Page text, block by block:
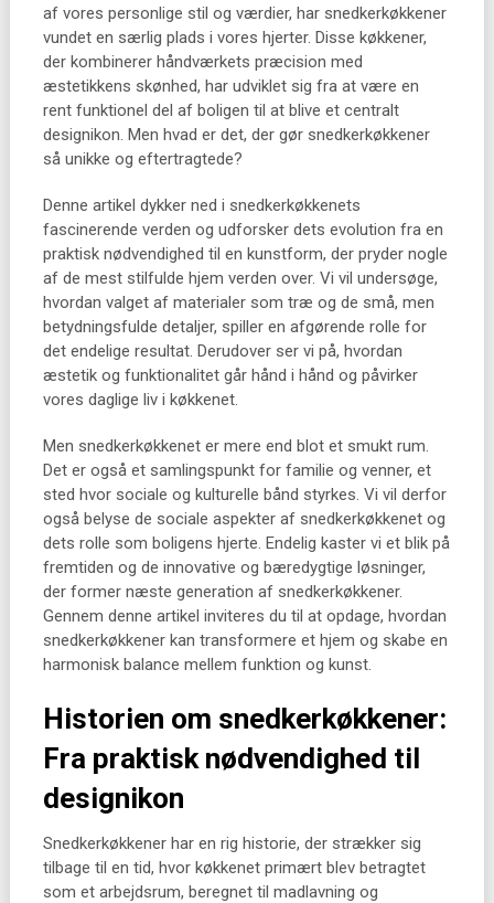
af vores personlige stil og værdier, har snedkerkøkkener
vundet en særlig plads i vores hjerter. Disse køkkener,
der kombinerer håndværkets præcision med
æstetikkens skønhed, har udviklet sig fra at være en
rent funktionel del af boligen til at blive et centralt
designikon. Men hvad er det, der gør snedkerkøkkener
så unikke og eftertragtede?
Denne artikel dykker ned i snedkerkøkkenets
fascinerende verden og udforsker dets evolution fra en
praktisk nødvendighed til en kunstform, der pryder nogle
af de mest stilfulde hjem verden over. Vi vil undersøge,
hvordan valget af materialer som træ og de små, men
betydningsfulde detaljer, spiller en afgørende rolle for
det endelige resultat. Derudover ser vi på, hvordan
æstetik og funktionalitet går hånd i hånd og påvirker
vores daglige liv i køkkenet.
Men snedkerkøkkenet er mere end blot et smukt rum.
Det er også et samlingspunkt for familie og venner, et
sted hvor sociale og kulturelle bånd styrkes. Vi vil derfor
også belyse de sociale aspekter af snedkerkøkkenet og
dets rolle som boligens hjerte. Endelig kaster vi et blik på
fremtiden og de innovative og bæredygtige løsninger,
der former næste generation af snedkerkøkkener.
Gennem denne artikel inviteres du til at opdage, hvordan
snedkerkøkkener kan transformere et hjem og skabe en
harmonisk balance mellem funktion og kunst.
Historien om snedkerkøkkener:
Fra praktisk nødvendighed til
designikon
Snedkerkøkkener har en rig historie, der strækker sig
tilbage til en tid, hvor køkkenet primært blev betragtet
som et arbejdsrum, beregnet til madlavning og